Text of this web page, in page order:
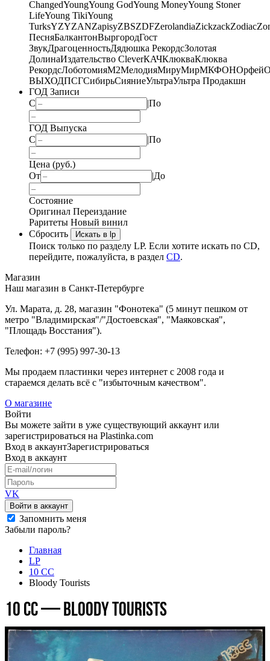
ChangedYoungYoung GodYoung MoneyYoung Stoner
LifeYoung TikiYoung
TurksYZYZANZapisyZBSZDFZerolandiaZickzackZodiac
ПесняБалкантонВыргородГост
ЗвукДрагоценностьДядюшка РекордсЗолотая
ДолинаИздательство CleverКАЧКлюкваКлюква
РекордсЛоботомияМ2МелодияМируМирМКФОНОрфей
ВЫХОДПСГСибирьСияниеУльтраУльтра Продакшн
ГОД Записи
С
|По
ГОД Выпуска
С
|По
Цена (руб.)
От
|До
Состояние
Оригинал Переиздание
Раритеты Новый винил
Сбросить
Искать в lp
Поиск только по разделу LP. Если хотите искать по CD,
перейдите, пожалуйста, в раздел CD.
Магазин
Наш магазин в Санкт-Петербурге
Ул. Марата, д. 28, магазин "Фонотека" (5 минут пешком от
метро "Владимирская"/"Достоевская", "Маяковская",
"Площадь Восстания").
Телефон: +7 (995) 997-30-13
Мы продаем пластинки через интернет c 2008 года и
стараемся делать всё с "избыточным качеством".
О магазине
Войти
Вы можете зайти в уже существующий аккаунт или
зарегистрироваться на Plastinka.com
Вход в аккаунтЗарегистрироваться
Вход в аккаунт
VK
Войти в аккаунт
Запомнить меня
Забыли пароль?
Главная
LP
10 CC
Bloody Tourists
10 CC — Bloody Tourists